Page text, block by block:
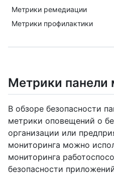
Метрики ремедиации
Метрики профилактики
Метрики панели
В обзоре безопасности
метрики оповещений о
организации или
мониторинга можно
мониторинга
безопасности